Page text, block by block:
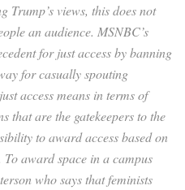
Trump’s views, this does not
an audience. MSNBC’s
for just access by banning
for casually spouting
access means in terms of
that are the gatekeepers to the
to award access based on
award space in a campus
who says that feminists